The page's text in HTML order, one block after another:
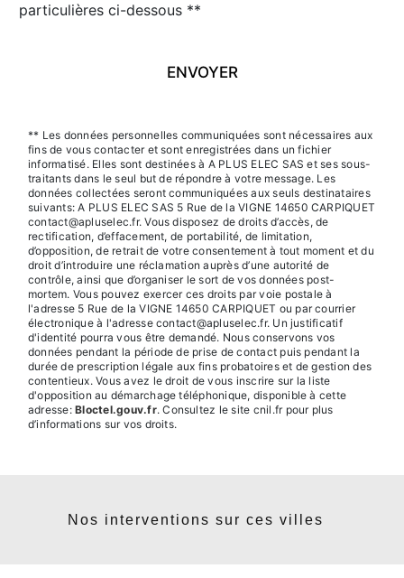
particulières ci-dessous **
ENVOYER
** Les données personnelles communiquées sont nécessaires aux
fins de vous contacter et sont enregistrées dans un fichier
informatisé. Elles sont destinées à A PLUS ELEC SAS et ses sous-
traitants dans le seul but de répondre à votre message. Les
données collectées seront communiquées aux seuls destinataires
suivants: A PLUS ELEC SAS 5 Rue de la VIGNE 14650 CARPIQUET
contact@apluselec.fr. Vous disposez de droits d’accès, de
rectification, d’effacement, de portabilité, de limitation,
d’opposition, de retrait de votre consentement à tout moment et du
droit d’introduire une réclamation auprès d’une autorité de
contrôle, ainsi que d’organiser le sort de vos données post-
mortem. Vous pouvez exercer ces droits par voie postale à
l'adresse 5 Rue de la VIGNE 14650 CARPIQUET ou par courrier
électronique à l'adresse contact@apluselec.fr. Un justificatif
d'identité pourra vous être demandé. Nous conservons vos
données pendant la période de prise de contact puis pendant la
durée de prescription légale aux fins probatoires et de gestion des
contentieux. Vous avez le droit de vous inscrire sur la liste
d'opposition au démarchage téléphonique, disponible à cette
adresse:Bloctel.gouv.fr. Consultez le site cnil.fr pour plus
d’informations sur vos droits.
Nos interventions sur ces villes